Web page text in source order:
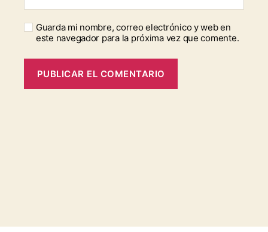
Guarda mi nombre, correo electrónico y web en
este navegador para la próxima vez que comente.